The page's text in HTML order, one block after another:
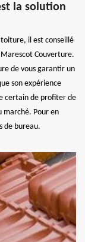
la solution
il est conseillé
Couverture.
de vous garantir un
son expérience
certain de profiter de
marché. Pour en
de bureau.